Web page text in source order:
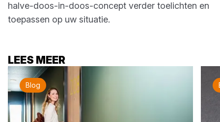
halve-doos-in-doos-concept verder toelichten en
toepassen op uw situatie.
LEES MEER
Blog